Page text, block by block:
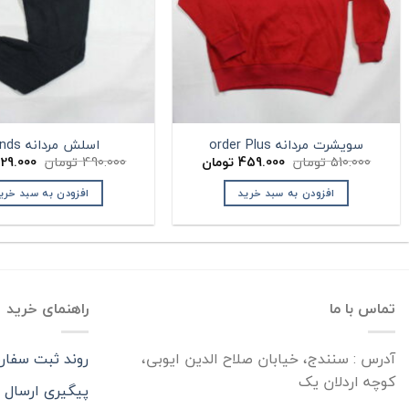
سویشرت مردانه order Plus
510.000 تومان قیمت
اصلی:
510.000 تومان
بود.
459.000 تومان
افزودن به سبد خرید
اسلش مردانه Bonds
490.000 تومان قیمت
اصلی:
بود.
افزودن به سبد
تماس با ما
آدرس : سنندج، خیابان صلاح الدین ایوبی،
کوچه اردلان یک
راهنمای خرید
روند ثبت
پیگیری ارسال